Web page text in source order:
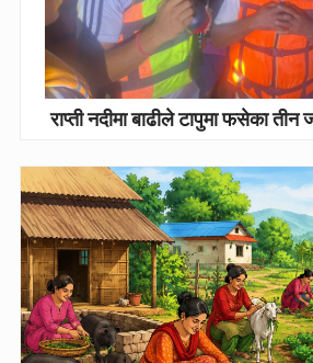
राप्ती नदीमा बाढीले टापुमा फसेका